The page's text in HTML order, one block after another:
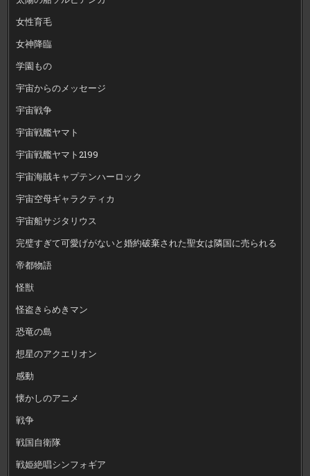
女性育毛
女神降臨
学園もの
宇宙からのメッセージ
宇宙戦争
宇宙戦艦ヤマト
宇宙戦艦ヤマト2199
宇宙海賊キャプテンハーロック
宇宙空母ギャラクティカ
宇宙船サジタリウス
完璧すぎて可愛げがないと婚約破棄された聖女は隣国に売られる
帝都物語
怪獣
怪盗きらめきマン
恐竜の島
想星のアクエリオン
感動
懐かしのアニメ
戦争
戦国自衛隊
戦姫絶唱シンフォギア